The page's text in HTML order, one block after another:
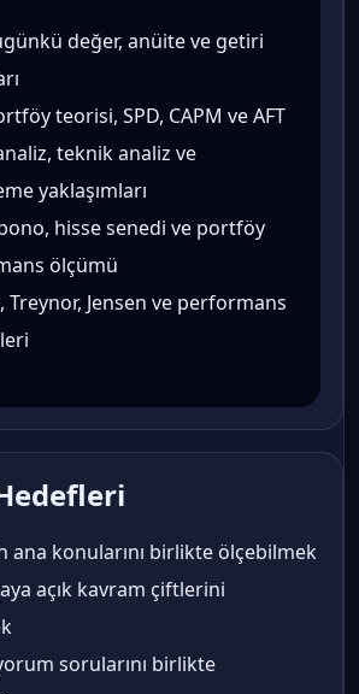
değer, anüite ve getiri
teorisi, SPD, CAPM ve AFT
teknik analiz ve
yaklaşımları
hisse senedi ve portföy
ölçümü
Treynor, Jensen ve performans
ana konularını birlikte ölçebilmek
açık kavram çiftlerini
sorularını birlikte